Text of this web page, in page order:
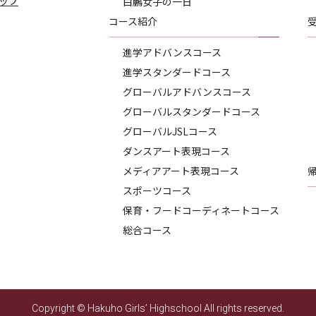
コース紹介
進学アドバンスコース
進学スタンダードコース
グローバルアドバンスコース
グローバルスタンダードコース
グローバルJSLコース
ダンスアート表現コース
メディアアート表現コース
スポーツコース
保育・フードコーディネートコース
総合コース
Copyright © Hakuho Girls’ Highschool All rights reserved.